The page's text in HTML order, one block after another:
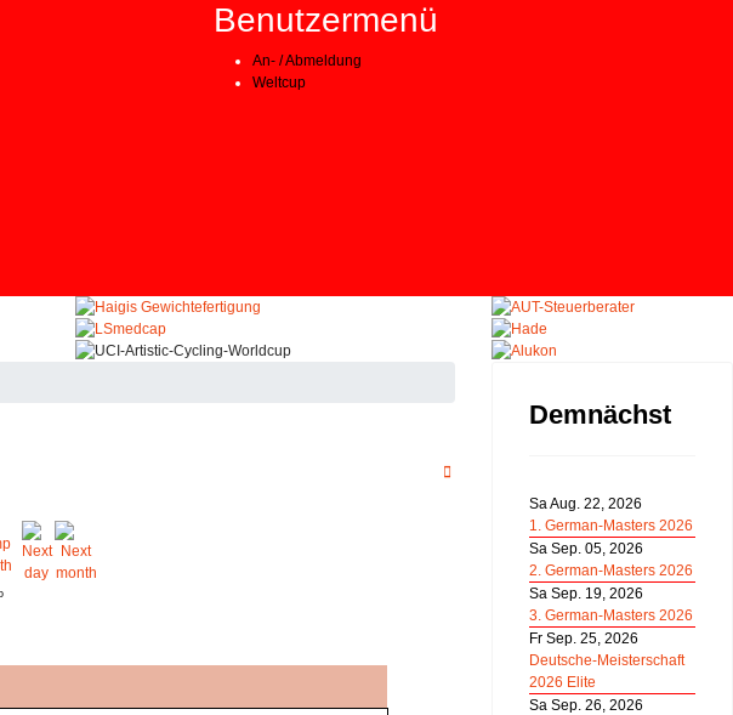
Benutzermenü
An- / Abmeldung
Weltcup
Demnächst
Sa Aug. 22, 2026
1. German-Masters 2026
Sa Sep. 05, 2026
2. German-Masters 2026
Sa Sep. 19, 2026
3. German-Masters 2026
Fr Sep. 25, 2026
Deutsche-Meisterschaft
2026 Elite
Sa Sep. 26, 2026